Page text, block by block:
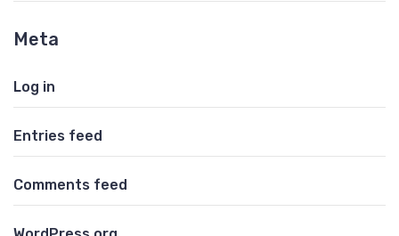
Meta
Log in
Entries feed
Comments feed